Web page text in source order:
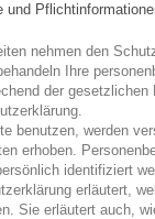
und
nehmen den
Ihre
der
benutzen, werden
erhoben.
identifiziert
erläutert,
Sie erläutert auch,